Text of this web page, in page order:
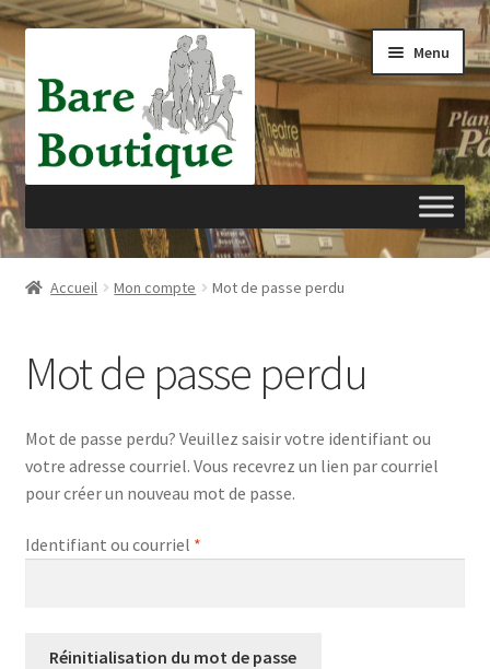
à
la
navigation
au
contenu
Menu
Accueil
Passer à la caisse
Mon compte
Privacy Policy
Refund and Returns Policy
Accueil Mon compte Mot de passe perdu
Mot de passe perdu
Mot de passe perdu? Veuillez saisir votre identifiant ou
votre adresse courriel. Vous recevrez un lien par courriel
pour créer un nouveau mot de passe.
Identifiant ou courriel *Obligatoire
Réinitialisation du mot de passe